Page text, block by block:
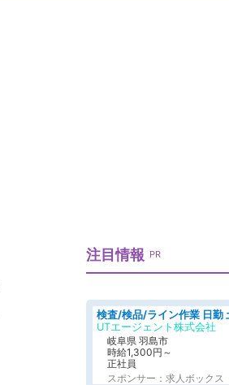
注目情報 PR
UTエージェント株式会社
岐阜県 羽島市
時給1,300円～
正社員
スポンサー：求人ボックス